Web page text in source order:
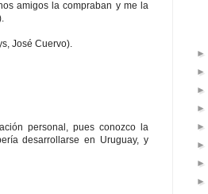
amigos la compraban y me la
José Cuervo).
personal, pues conozco la
desarrollarse en Uruguay, y
►
►
►
►
►
►
►
►